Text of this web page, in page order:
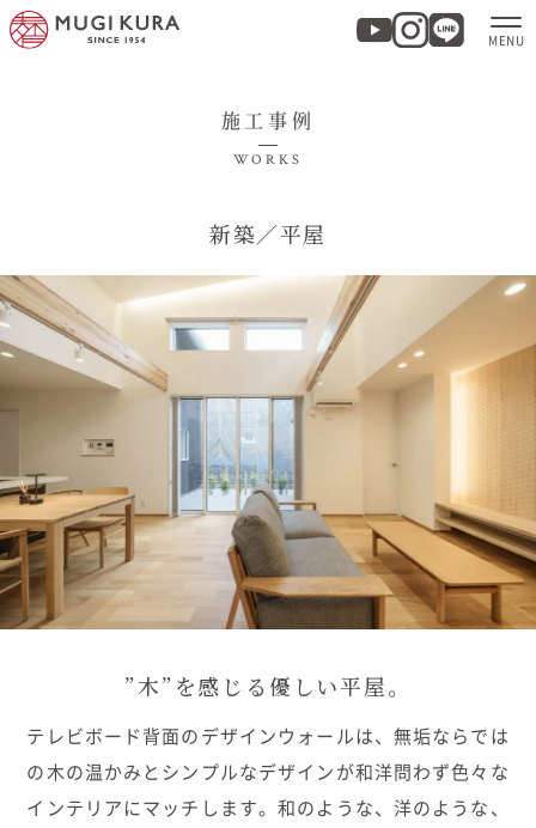
商品紹介
実例集・お客様の声
家づくりについて
むぎくらについて
イベント
オーナー様Q&A
施工事例
WORKS
新築／平屋
”木”を感じる優しい平屋。
テレビボード背面のデザインウォールは、無垢ならでは
の木の温かみとシンプルなデザインが和洋問わず色々な
インテリアにマッチします。和のような、洋のような、